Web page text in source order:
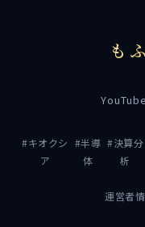
も
YouTube
#キオクシ
ア
#半導
体
#決算分
析
運営者